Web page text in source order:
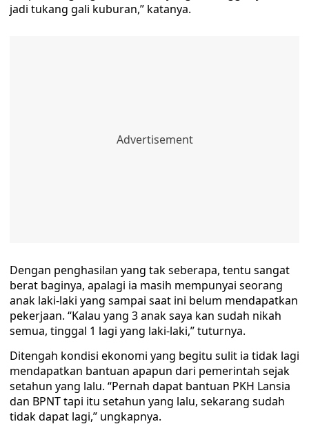
jadi tukang gali kuburan,” katanya.
Dengan penghasilan yang tak seberapa, tentu sangat
berat baginya, apalagi ia masih mempunyai seorang
anak laki-laki yang sampai saat ini belum mendapatkan
pekerjaan. “Kalau yang 3 anak saya kan sudah nikah
semua, tinggal 1 lagi yang laki-laki,” tuturnya.
Ditengah kondisi ekonomi yang begitu sulit ia tidak lagi
mendapatkan bantuan apapun dari pemerintah sejak
setahun yang lalu. “Pernah dapat bantuan PKH Lansia
dan BPNT tapi itu setahun yang lalu, sekarang sudah
tidak dapat lagi,” ungkapnya.